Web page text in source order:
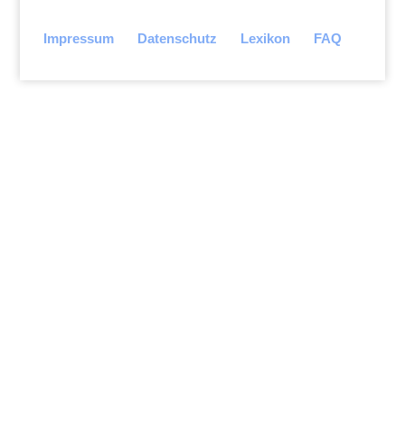
Impressum Datenschutz Lexikon FAQ